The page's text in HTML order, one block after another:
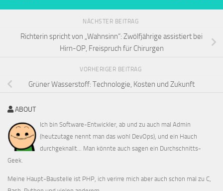
NÄCHSTER BEITRAG
Richterin spricht von „Wahnsinn“: Zwölfjährige assistiert bei
Hirn-OP, Freispruch für Chirurgen
VORHERIGER BEITRAG
Grüner Wasserstoff: Technologie, Kosten und Zukunft
ABOUT
Ich bin Software-Entwickler, ab und zu auch mal Admin
(heutzutage nennt man das wohl DevOps), und ein Hauch
durchgeknallt... Man könnte auch sagen ein Durchschnitts-
Geek.
Meine Haupt-Baustelle ist PHP, ich verirre mich aber auch schon mal zu C,